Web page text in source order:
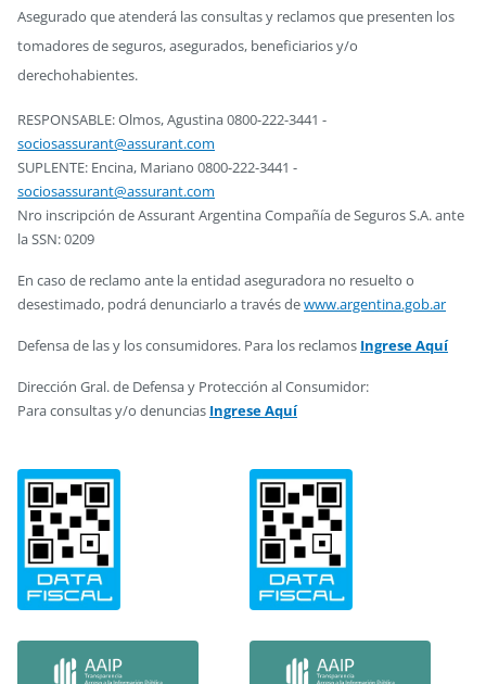
Asegurado que atenderá las consultas y reclamos que presenten los
tomadores de seguros, asegurados, beneficiarios y/o
derechohabientes.
RESPONSABLE: Olmos, Agustina 0800-222-3441 -
sociosassurant@assurant.com
SUPLENTE: Encina, Mariano 0800-222-3441 -
sociosassurant@assurant.com
Nro inscripción de Assurant Argentina Compañía de Seguros S.A. ante
la SSN: 0209
En caso de reclamo ante la entidad aseguradora no resuelto o
desestimado, podrá denunciarlo a través dewww.argentina.gob.ar
Defensa de las y los consumidores. Para los reclamos Ingrese Aquí
Dirección Gral. de Defensa y Protección al Consumidor:
Para consultas y/o denuncias Ingrese Aquí